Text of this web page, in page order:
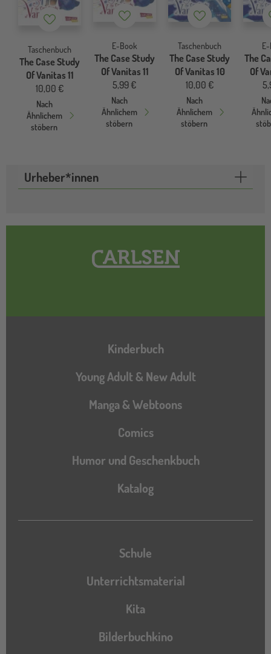
Merkzettel
Taschenbuch
The Case Study
Of Vanitas 11
10,00 €
Nach
Ähnlichem
stöbern
Merkzettel
E-Book
The Case Study
Of Vanitas 11
5,99 €
Nach
Ähnlichem
stöbern
Merkzettel
Taschenbuch
The Case Study
Of Vanitas 10
10,00 €
Nach
Ähnlichem
stöbern
The
Of
Urheber*innen
Hauptnavigation
Kinderbuch
Young Adult & New Adult
Manga & Webtoons
Comics
Humor und Geschenkbuch
Katalog
Katalog
Schule
Unterrichtsmaterial
Kita
Bilderbuchkino